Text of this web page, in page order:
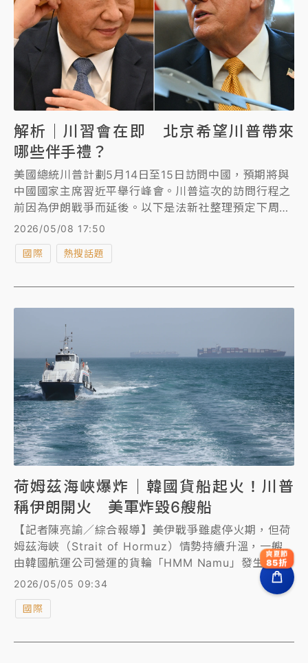
解析｜川習會在即 北京希望川普帶來
哪些伴手禮？
美國總統川普計劃5月14日至15日訪問中國，預期將與
中國國家主席習近平舉行峰會。川普這次的訪問行程之
前因為伊朗戰爭而延後。以下是法新社整理預定下周登
場的川習會觀察重點。
2026/05/08 17:50
國際 熱搜話題
荷姆茲海峽爆炸｜韓國貨船起火！川普
稱伊朗開火 美軍炸毀6艘船
【記者陳亮諭／綜合報導】美伊戰爭雖處停火期，但荷
姆茲海峽（Strait of Hormuz）情勢持續升溫，一艘
由韓國航運公司營運的貨輪「HMM Namu」發生爆炸
起火。美國總統川普發文稱，伊朗向荷姆茲海峽的數艘
船隻開火後，美國反擊開炸；事後美軍表示，美方在荷
姆茲海峽炸毀的是6艘伊朗小型船隻。
2026/05/05 09:34
國際
爽夏節
85折